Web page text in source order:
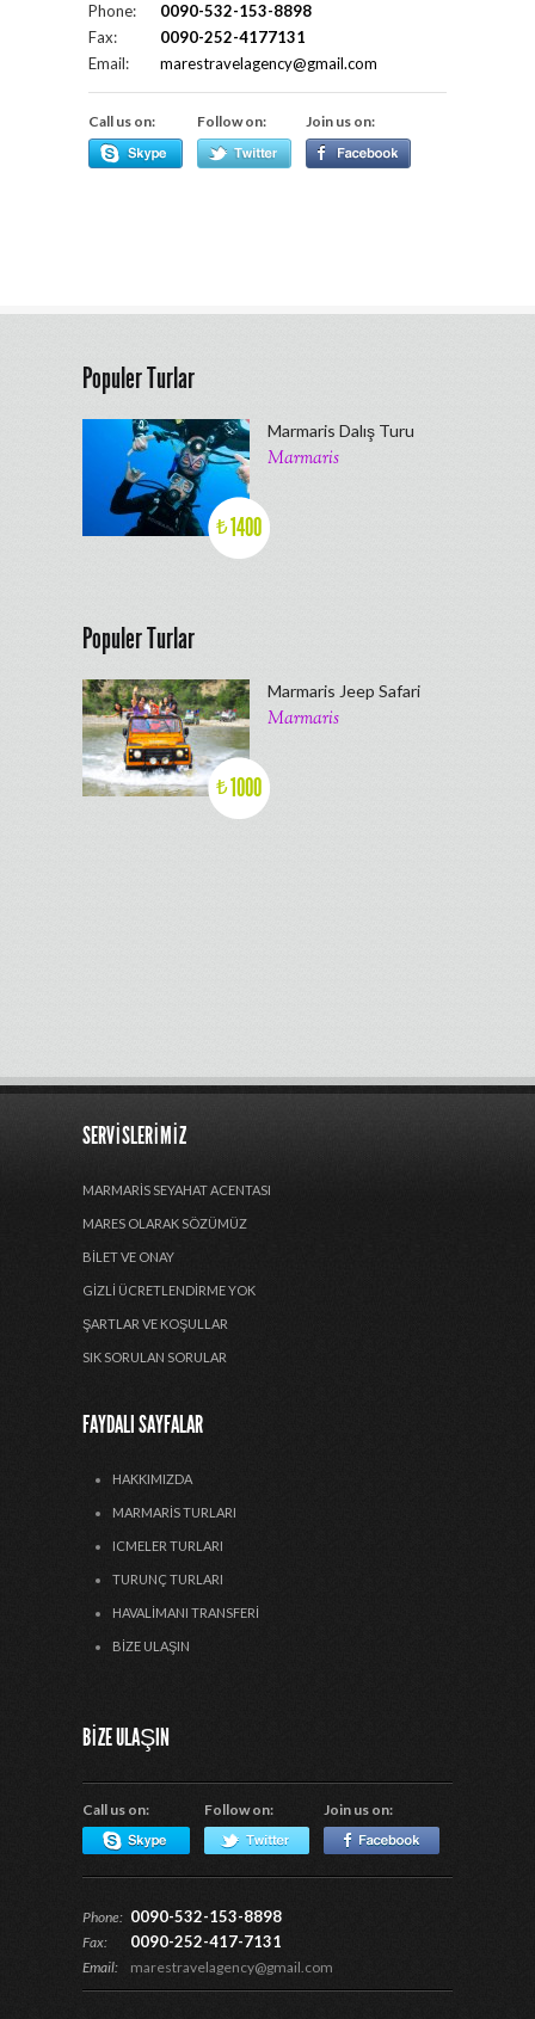
Phone:
0090-532-153-8898
Fax:
0090-252-4177131
Email:
marestravelagency@gmail.com
Call us on: Follow on: Join us on:
Populer Turlar
₺1400
Marmaris Dalış Turu
Marmaris
Populer Turlar
₺1000
Marmaris Jeep Safari
Marmaris
SERVISLERIMIZ
MARMARIS SEYAHAT ACENTASI
MARES OLARAK SÖZÜMÜZ
BILET VE ONAY
GIZLI ÜCRETLENDIRME YOK
ŞARTLAR VE KOŞULLAR
SIK SORULAN SORULAR
FAYDALI SAYFALAR
HAKKIMIZDA
MARMARIS TURLARI
ICMELER TURLARI
TURUNÇ TURLARI
HAVALIMANI TRANSFERI
BIZE ULAŞIN
BIZE ULAŞIN
Call us on: Follow on: Join us on:
Phone: 0090-532-153-8898
Fax: 0090-252-417-7131
Email: marestravelagency@gmail.com